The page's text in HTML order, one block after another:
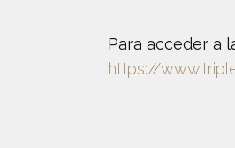
Para acceder a
https://